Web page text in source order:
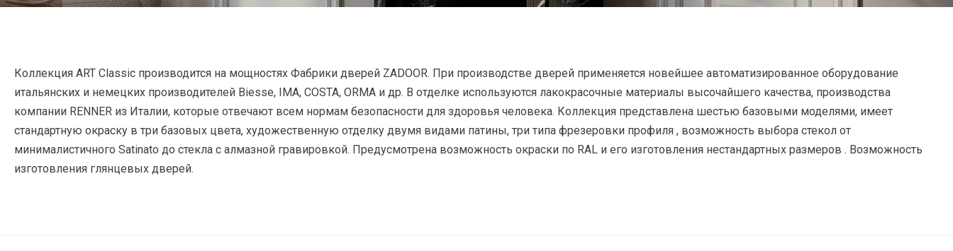
Коллекция ART Classic производится на мощностях Фабрики дверей ZADOOR. При производстве дверей применяется новейшее автоматизированное оборудование
итальянских и немецких производителей Biesse, IMA, COSTA, ORMA и др. В отделке используются лакокрасочные материалы высочайшего качества, производства
компании RENNER из Италии, которые отвечают всем нормам безопасности для здоровья человека. Коллекция представлена шестью базовыми моделями, имеет
стандартную окраску в три базовых цвета, художественную отделку двумя видами патины, три типа фрезеровки профиля , возможность выбора стекол от
минималистичного Satinato до стекла с алмазной гравировкой. Предусмотрена возможность окраски по RAL и его изготовления нестандартных размеров . Возможность
изготовления глянцевых дверей.